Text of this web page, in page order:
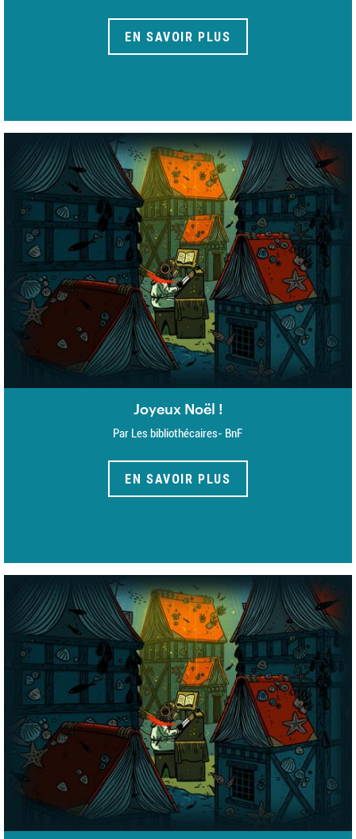
EN SAVOIR PLUS
Joyeux Noël !
Par Les bibliothécaires- BnF
EN SAVOIR PLUS